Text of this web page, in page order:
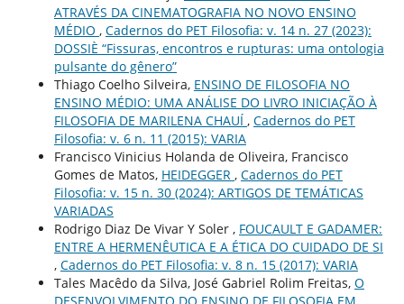
ATRAVÉS DA CINEMATOGRAFIA NO NOVO ENSINO
MÉDIO , Cadernos do PET Filosofia: v. 14 n. 27 (2023):
DOSSIÈ “Fissuras, encontros e rupturas: uma ontologia
pulsante do gênero”
Thiago Coelho Silveira, ENSINO DE FILOSOFIA NO
ENSINO MÉDIO: UMA ANÁLISE DO LIVRO INICIAÇÃO À
FILOSOFIA DE MARILENA CHAUÍ , Cadernos do PET
Filosofia: v. 6 n. 11 (2015): VARIA
Francisco Vinicius Holanda de Oliveira, Francisco
Gomes de Matos, HEIDEGGER , Cadernos do PET
Filosofia: v. 15 n. 30 (2024): ARTIGOS DE TEMÁTICAS
VARIADAS
Rodrigo Diaz De Vivar Y Soler , FOUCAULT E GADAMER:
ENTRE A HERMENÊUTICA E A ÉTICA DO CUIDADO DE SI
, Cadernos do PET Filosofia: v. 8 n. 15 (2017): VARIA
Tales Macêdo da Silva, José Gabriel Rolim Freitas, O